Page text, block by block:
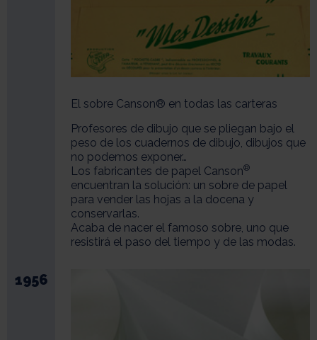
El sobre Canson® en todas las carteras
Profesores de dibujo que se pliegan bajo el
peso de los cuadernos de dibujo, dibujos que
no podemos exponer…
Los fabricantes de papel Canson®
encuentran la solución: un sobre de papel
para vender las hojas a la docena y
conservarlas.
Acaba de nacer el famoso sobre, uno que
resistirá el paso del tiempo y de las modas.
1956